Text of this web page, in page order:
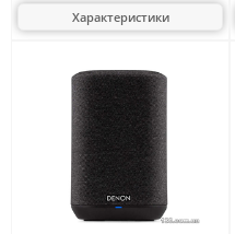
Характеристики